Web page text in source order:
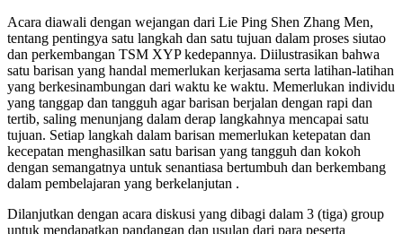
Acara diawali dengan wejangan dari Lie Ping Shen Zhang Men,
tentang pentingya satu langkah dan satu tujuan dalam proses siutao
dan perkembangan TSM XYP kedepannya. Diilustrasikan bahwa
satu barisan yang handal memerlukan kerjasama serta latihan-latihan
yang berkesinambungan dari waktu ke waktu. Memerlukan individu
yang tanggap dan tangguh agar barisan berjalan dengan rapi dan
tertib, saling menunjang dalam derap langkahnya mencapai satu
tujuan. Setiap langkah dalam barisan memerlukan ketepatan dan
kecepatan menghasilkan satu barisan yang tangguh dan kokoh
dengan semangatnya untuk senantiasa bertumbuh dan berkembang
dalam pembelajaran yang berkelanjutan .
Dilanjutkan dengan acara diskusi yang dibagi dalam 3 (tiga) group
untuk mendapatkan pandangan dan usulan dari para peserta